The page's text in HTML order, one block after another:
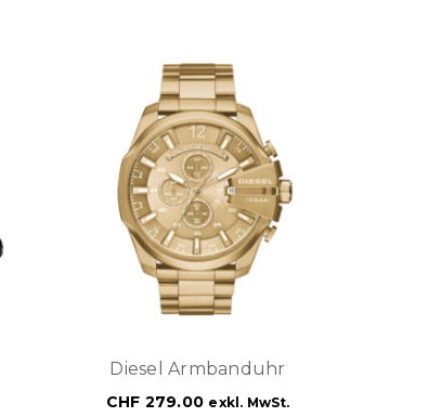
Diesel Armbanduhr
CHF 279.00 exkl. MwSt.